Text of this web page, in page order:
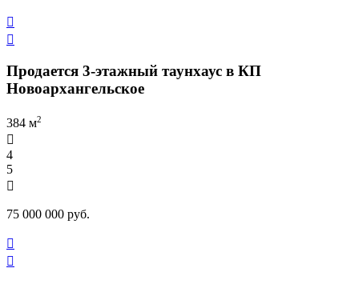


Продается 3-этажный таунхаус в КП
Новоархангельское
384 м2

4
5

75 000 000 руб.

